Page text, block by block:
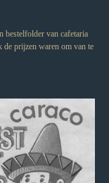
bestelfolder van cafetaria
de prijzen waren om van te